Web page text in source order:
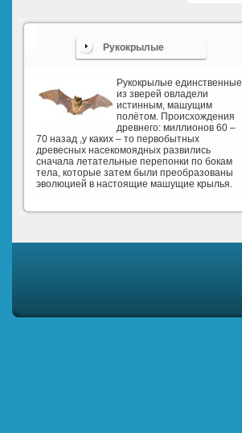
Рукокрылые
Рукокрылые единственные
из зверей овладели
истинным, машущим
полётом. Происхождения
древнего: миллионов 60 –
70 назад ,у каких – то первобытных
древесных насекомоядных развились
сначала летательные перепонки по бокам
тела, которые затем были преобразованы
эволюцией в настоящие машущие крылья.